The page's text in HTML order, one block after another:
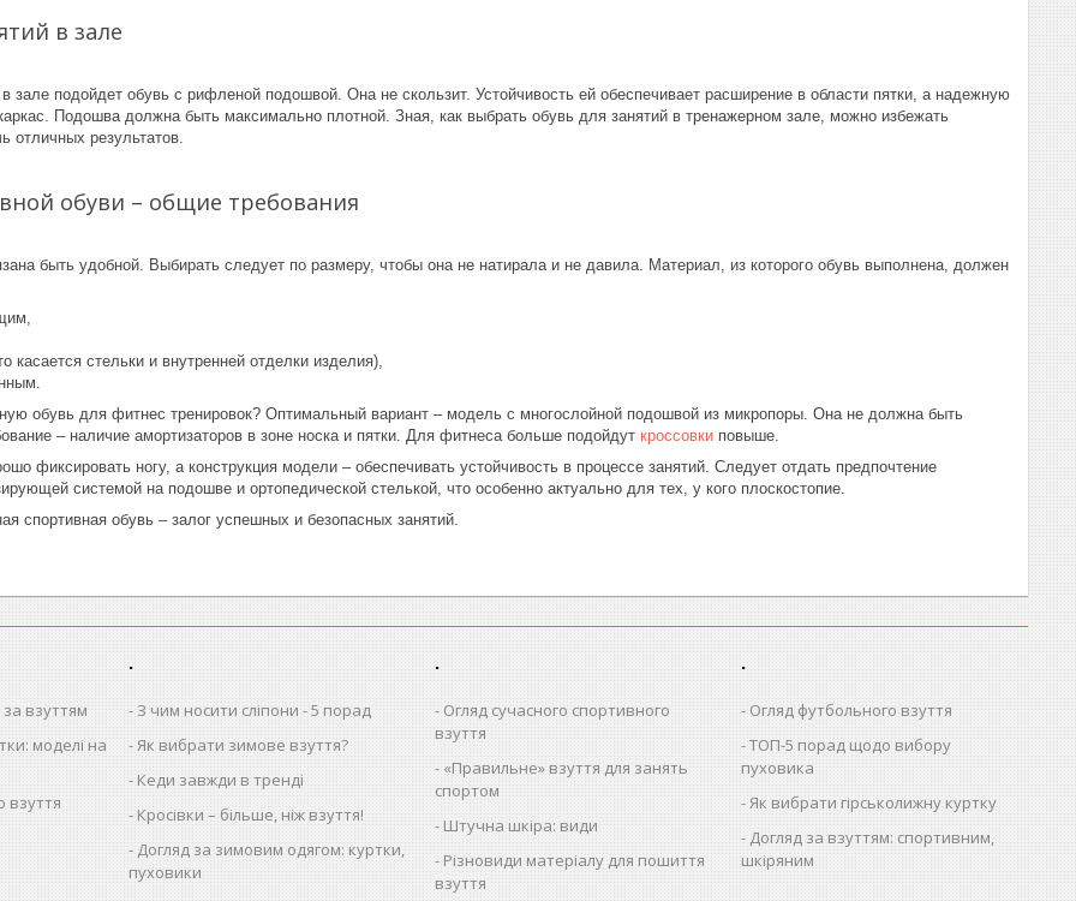
в зале
зале подойдет обувь с рифленой подошвой. Она не скользит. Устойчивость ей обеспечивает расширение в области пятки, а надежную
Подошва должна быть максимально плотной. Зная, как выбрать обувь для занятий в тренажерном зале, можно избежать
отличных результатов.
обуви – общие требования
быть удобной. Выбирать следует по размеру, чтобы она не натирала и не давила. Материал, из которого обувь выполнена, должен
касается стельки и внутренней отделки изделия),
обувь для фитнес тренировок? Оптимальный вариант – модель с многослойной подошвой из микропоры. Она не должна быть
– наличие амортизаторов в зоне носка и пятки. Для фитнеса больше подойдут кроссовки повыше.
фиксировать ногу, а конструкция модели – обеспечивать устойчивость в процессе занятий. Следует отдать предпочтение
системой на подошве и ортопедической стелькой, что особенно актуально для тех, у кого плоскостопие.
спортивная обувь – залог успешных и безопасных занятий.
за взуттям
моделі на
взуття
.
З чим носити сліпони - 5 порад
Як вибрати зимове взуття?
Кеди завжди в тренді
Кросівки – більше, ніж взуття!
Догляд за зимовим одягом: куртки,
пуховики
.
Огляд сучасного спортивного
взуття
«Правильне» взуття для занять
спортом
Штучна шкіра: види
Різновиди матеріалу для пошиття
взуття
.
Огляд футбольного взуття
ТОП-5 порад щодо вибору
пуховика
Як вибрати гірськолижну куртку
Догляд за взуттям: спортивним,
шкіряним